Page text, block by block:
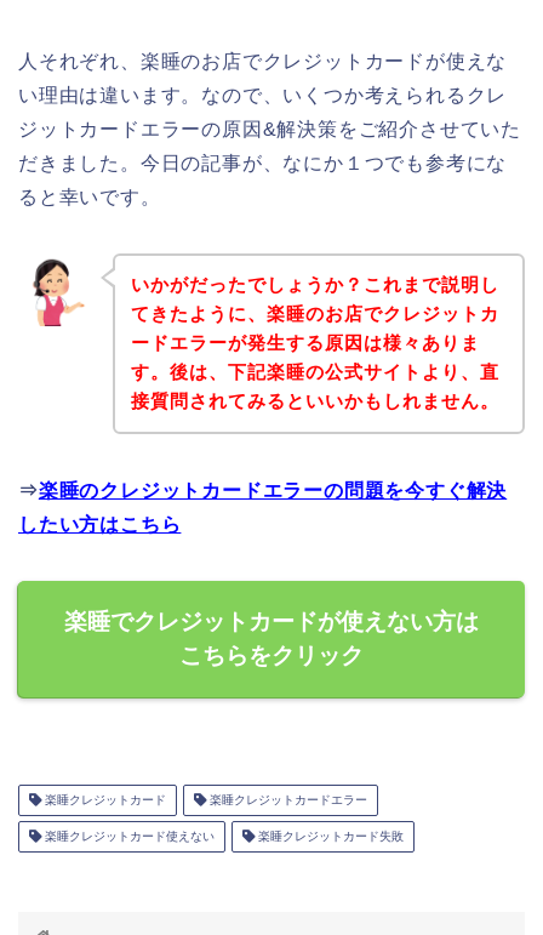
人それぞれ、楽睡のお店でクレジットカードが使えな
い理由は違います。なので、いくつか考えられるクレ
ジットカードエラーの原因&解決策をご紹介させていた
だきました。今日の記事が、なにか１つでも参考にな
ると幸いです。
いかがだったでしょうか？これまで説明し
てきたように、楽睡のお店でクレジットカ
ードエラーが発生する原因は様々ありま
す。後は、下記楽睡の公式サイトより、直
接質問されてみるといいかもしれません。
⇒楽睡のクレジットカードエラーの問題を今すぐ解決
したい方はこちら
楽睡でクレジットカードが使えない方は
こちらをクリック
楽睡クレジットカード 楽睡クレジットカードエラー
楽睡クレジットカード使えない 楽睡クレジットカード失敗